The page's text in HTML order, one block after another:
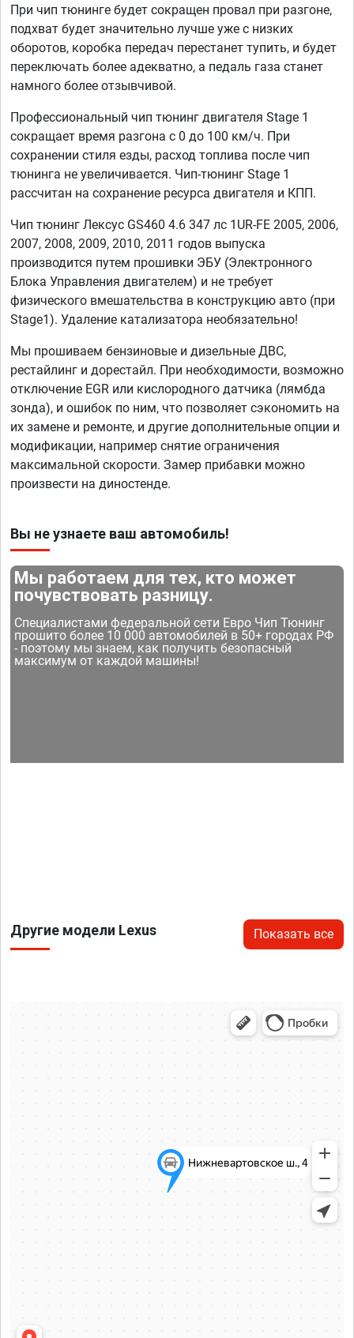
При чип тюнинге будет сокращен провал при разгоне,
подхват будет значительно лучше уже с низких
оборотов, коробка передач перестанет тупить, и будет
переключать более адекватно, а педаль газа станет
намного более отзывчивой.
Профессиональный чип тюнинг двигателя Stage 1
сокращает время разгона с 0 до 100 км/ч. При
сохранении стиля езды, расход топлива после чип
тюнинга не увеличивается. Чип-тюнинг Stage 1
рассчитан на сохранение ресурса двигателя и КПП.
Чип тюнинг Лексус GS460 4.6 347 лс 1UR-FE 2005, 2006,
2007, 2008, 2009, 2010, 2011 годов выпуска
производится путем прошивки ЭБУ (Электронного
Блока Управления двигателем) и не требует
физического вмешательства в конструкцию авто (при
Stage1). Удаление катализатора необязательно!
Мы прошиваем бензиновые и дизельные ДВС,
рестайлинг и дорестайл. При необходимости, возможно
отключение EGR или кислородного датчика (лямбда
зонда), и ошибок по ним, что позволяет сэкономить на
их замене и ремонте, и другие дополнительные опции и
модификации, например снятие ограничения
максимальной скорости. Замер прибавки можно
произвести на диностенде.
Вы не узнаете ваш автомобиль!
Мы работаем для тех, кто может
почувствовать разницу.
Специалистами федеральной сети Евро Чип Тюнинг
прошито более 10 000 автомобилей в 50+ городах РФ
- поэтому мы знаем, как получить безопасный
максимум от каждой машины!
Другие модели Lexus Показать все